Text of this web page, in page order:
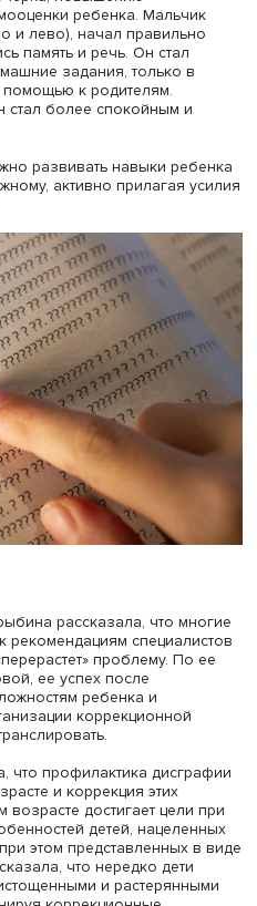
приемы для
работ.
важно проводить
школьный,
была связана для
Короткий формат
Также занятия
прогулками на свежем
(в первой
были исключены
в период интенсива не
во время каникул.
значительные улучшения в
коррекционных
в диктантах
в котором до
интенсива он не сделал
почерка, повышению
самооценки ребенка.
и лево), начал
память и речь. Он стал
домашние задания, только
за помощью к родителям.
он стал более спокойным и
важно развивать навыки
активно прилагая